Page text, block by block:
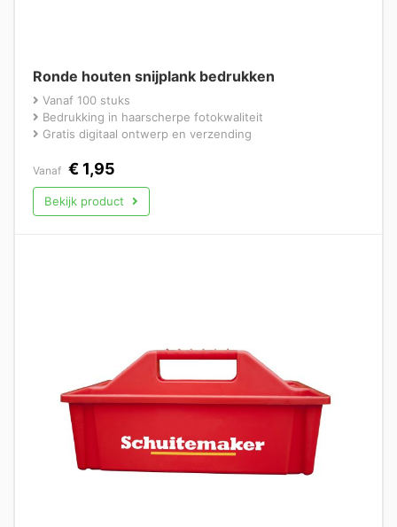
Ronde houten snijplank bedrukken
Vanaf 100 stuks
Bedrukking in haarscherpe fotokwaliteit
Gratis digitaal ontwerp en verzending
Vanaf € 1,95
Bekijk product